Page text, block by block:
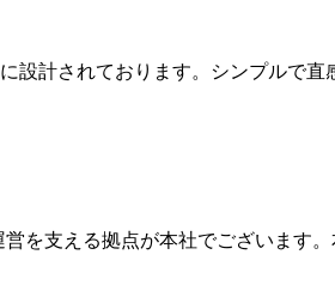
計されております。シンプルで直
を支える拠点が本社でございます